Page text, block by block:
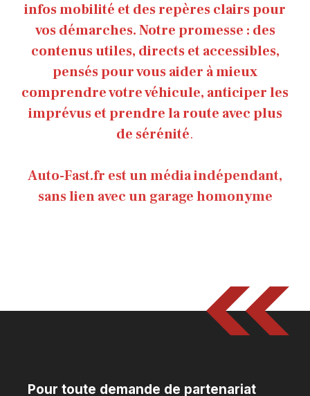
infos mobilité et des repères clairs pour
vos démarches. Notre promesse : des
contenus utiles, directs et accessibles,
pensés pour vous aider à mieux
comprendre votre véhicule, anticiper les
imprévus et prendre la route avec plus
de sérénité.
Auto-Fast.fr est un média indépendant,
sans lien avec un garage homonyme
Pour toute demande de partenariat